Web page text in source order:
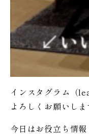
インスタグラム（
よろしくお願いしま
今日はお役立ち情